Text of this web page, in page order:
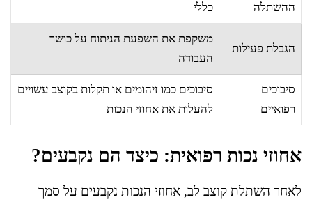
ההשתלה
כללי
הגבלת פעילות
משקפת את השפעת הניתוח על כושר
העבודה
סיבוכים
רפואיים
סיבוכים כמו זיהומים או תקלות בקוצב עשויים
להעלות את אחוזי הנכות
אחוזי נכות רפואית: כיצד הם נקבעים?
לאחר השתלת קוצב לב, אחוזי הנכות נקבעים על סמך